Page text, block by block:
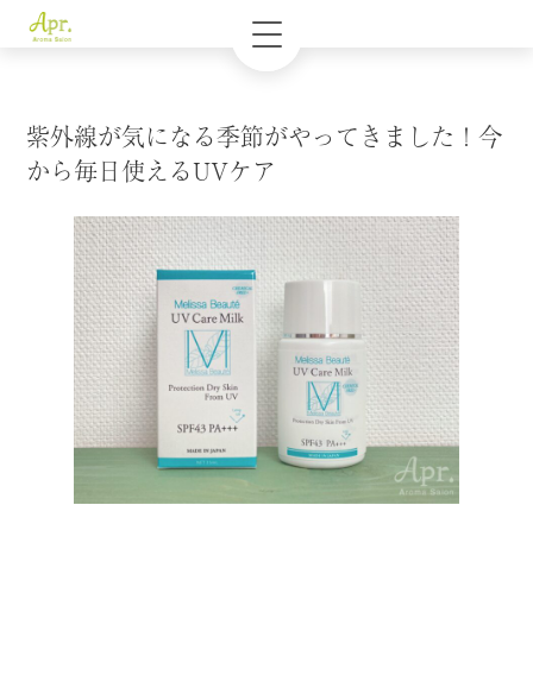
紫外線が気になる季節がやってきました！今
から毎日使えるUVケア